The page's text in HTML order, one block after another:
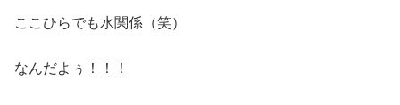
ここひらでも水関係（笑）
なんだよぅ！！！